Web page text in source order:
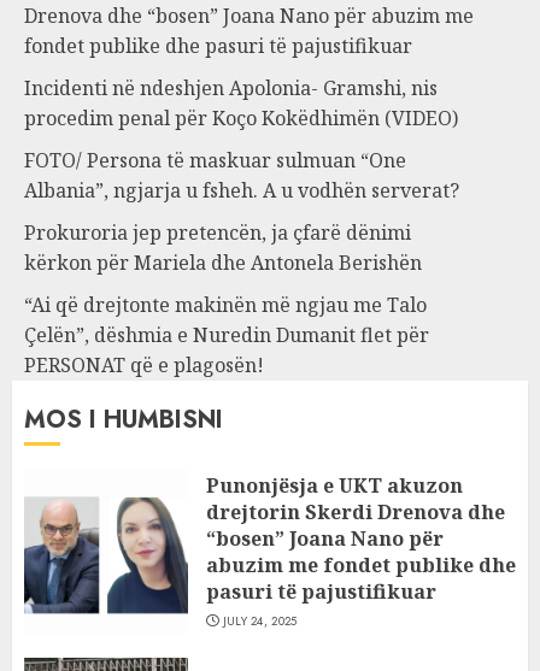
Drenova dhe “bosen” Joana Nano për abuzim me
fondet publike dhe pasuri të pajustifikuar
Incidenti në ndeshjen Apolonia- Gramshi, nis
procedim penal për Koço Kokëdhimën (VIDEO)
FOTO/ Persona të maskuar sulmuan “One
Albania”, ngjarja u fsheh. A u vodhën serverat?
Prokuroria jep pretencën, ja çfarë dënimi
kërkon për Mariela dhe Antonela Berishën
“Ai që drejtonte makinën më ngjau me Talo
Çelën”, dëshmia e Nuredin Dumanit flet për
PERSONAT që e plagosën!
MOS I HUMBISNI
Punonjësja e UKT akuzon
drejtorin Skerdi Drenova dhe
“bosen” Joana Nano për
abuzim me fondet publike dhe
pasuri të pajustifikuar
JULY 24, 2025